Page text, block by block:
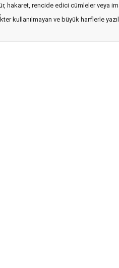
hakaret, rencide edici cümleler veya
kullanılmayan ve büyük harflerle